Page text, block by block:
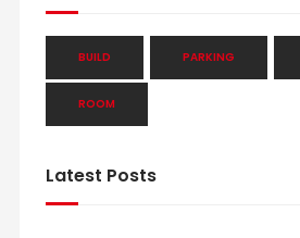
BUILD PARKING
ROOM
Latest Posts